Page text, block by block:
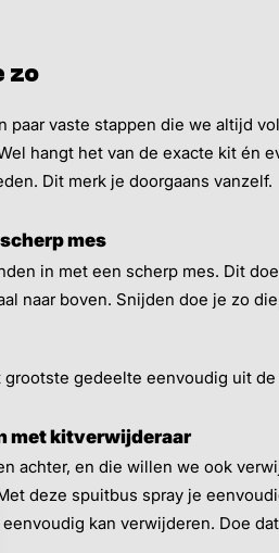
zo
paar vaste stappen die we altijd
hangt het van de exacte kit én
Dit merk je doorgaans vanzelf.
mes
in met een scherp mes. Dit
naar boven. Snijden doe je zo
gedeelte eenvoudig uit
met kitverwijderaar
achter, en die willen we ook
deze spuitbus spray je
kan verwijderen. Doe